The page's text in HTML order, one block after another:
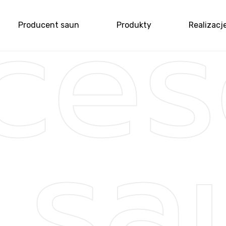
Producent saun Produkty